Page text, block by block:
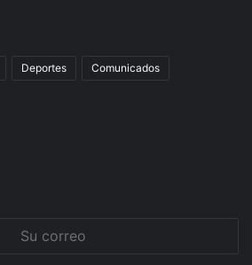
Deportes Comunicados